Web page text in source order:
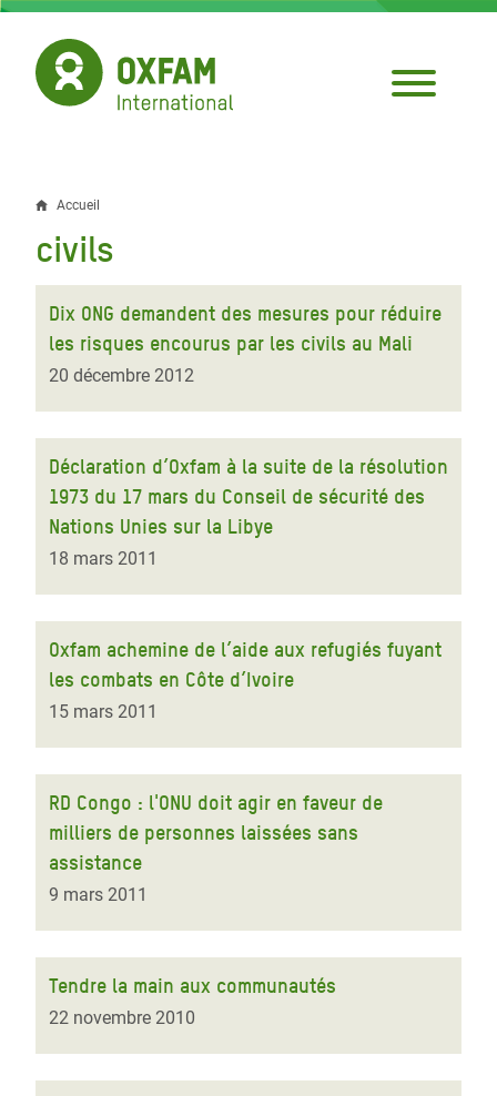
Aller
contenu
principal
Fil
d'Ariane
Accueil
civils
Dix ONG demandent des mesures pour réduire
les risques encourus par les civils au Mali
20 décembre 2012
Déclaration d’Oxfam à la suite de la résolution
1973 du 17 mars du Conseil de sécurité des
Nations Unies sur la Libye
18 mars 2011
Oxfam achemine de l’aide aux refugiés fuyant
les combats en Côte d’Ivoire
15 mars 2011
RD Congo : l'ONU doit agir en faveur de
milliers de personnes laissées sans
assistance
9 mars 2011
Tendre la main aux communautés
22 novembre 2010